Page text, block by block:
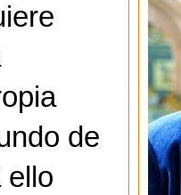
de
ello